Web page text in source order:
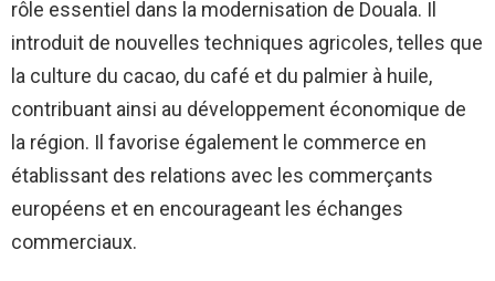
rôle essentiel dans la modernisation de Douala. Il
introduit de nouvelles techniques agricoles, telles que
la culture du cacao, du café et du palmier à huile,
contribuant ainsi au développement économique de
la région. Il favorise également le commerce en
établissant des relations avec les commerçants
européens et en encourageant les échanges
commerciaux.